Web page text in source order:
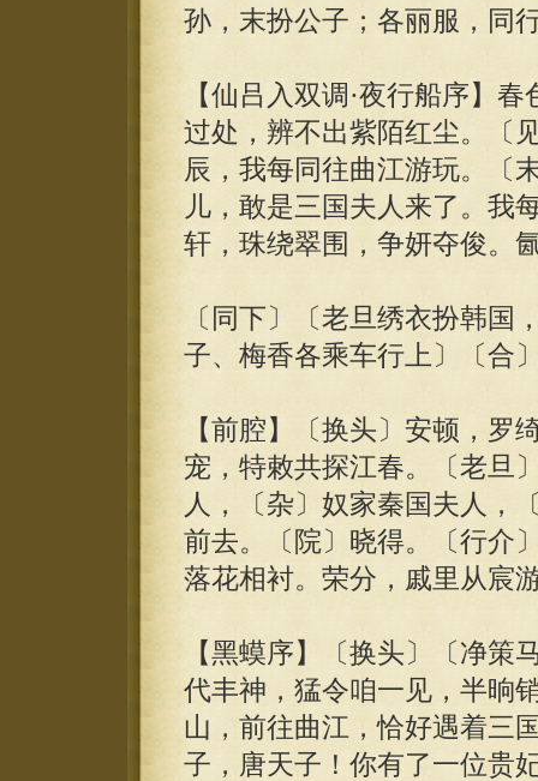
孙，末扮公子；各丽服，同
【仙吕入双调·夜行船序】
过处，辨不出紫陌红尘。〔
辰，我每同往曲江游玩。〔
儿，敢是三国夫人来了。我
轩，珠绕翠围，争妍夺俊。
〔同下〕〔老旦绣衣扮韩国
子、梅香各乘车行上〕〔合
【前腔】〔换头〕安顿，罗
宠，特敕共探江春。〔老旦
人，〔杂〕奴家秦国夫人，
前去。〔院〕晓得。〔行介
落花相衬。荣分，戚里从宸
【黑蟆序】〔换头〕〔净策
代丰神，猛令咱一见，半晌
山，前往曲江，恰好遇着三
子，唐天子！你有了一位贵